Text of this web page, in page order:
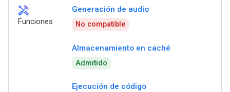
handyman
Funciones
Generación de audio
No compatible
Almacenamiento en caché
Admitido
Ejecución de código